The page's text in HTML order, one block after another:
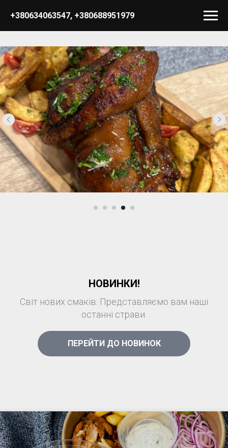
+380634063547, +380688951979
НОВИНКИ!
Світ нових смаків: Представляємо вам наші
останні страви.
ПЕРЕЙТИ ДО НОВИНОК